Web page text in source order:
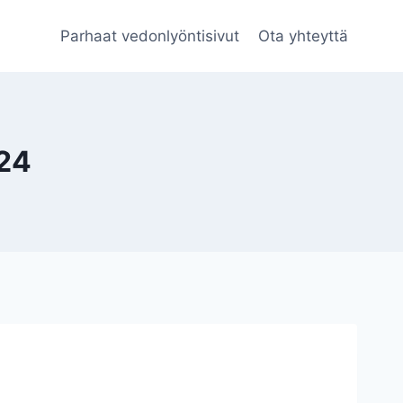
Parhaat vedonlyöntisivut Ota yhteyttä